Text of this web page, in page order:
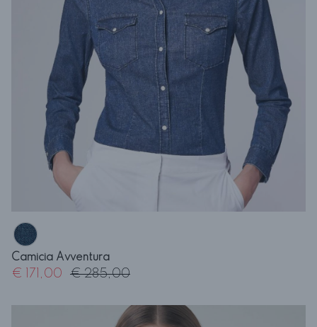
Camicia Avventura
€ 171,00 € 285,00